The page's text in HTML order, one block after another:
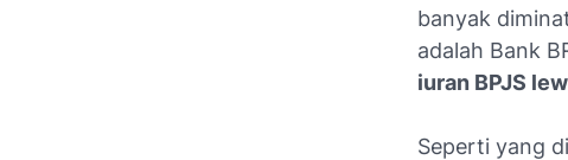
banyak
adalah Bank
iuran BPJS
Seperti yang